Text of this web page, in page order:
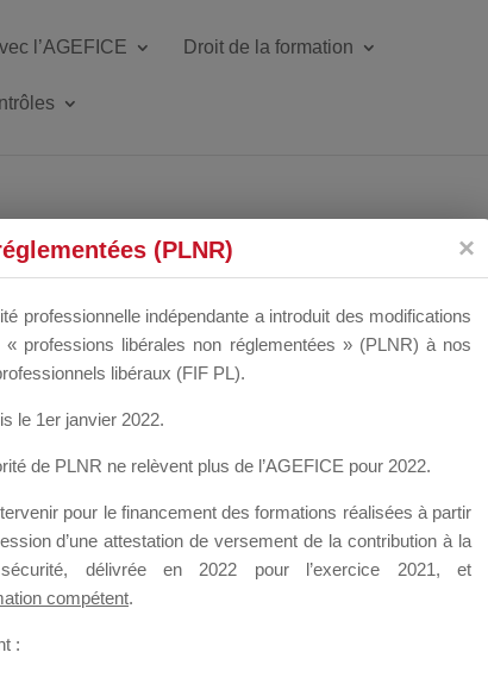
l’AGEFICE Droit de la formation
l’Appel à Propositions Mallette du Dirigeant.
un message ou poser une question.
(PLNR)
professionnelle indépendante a introduit des modifications
professions libérales non réglementées » (PLNR) à nos
libéraux (FIF PL).
le 1er janvier 2022.
de PLNR ne relèvent plus de l’AGEFICE pour 2022.
pour le financement des formations réalisées à partir
d’une attestation de versement de la contribution à la
délivrée en 2022 pour l’exercice 2021, et
compétent.
: